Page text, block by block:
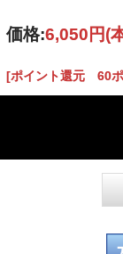
価格:6,050円(
[ポイント還元 60